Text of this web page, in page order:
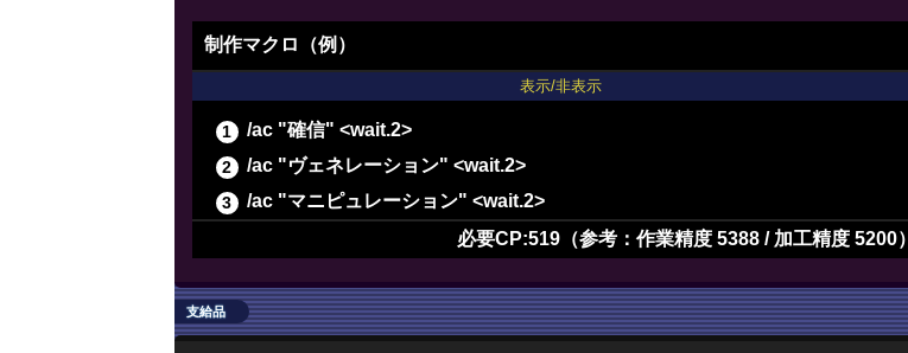
/ac "グレートストライド" <wait.2>
/ac "下地作業" <wait.3>
制作マクロ（例）
表示/非表示
/ac "確信" <wait.2>
/ac "ヴェネレーション" <wait.2>
/ac "マニピュレーション" <wait.2>
/ac "下地作業" <wait.3>
必要CP:519（参考：作業精度 5388 / 加工精度 5200）
支給品